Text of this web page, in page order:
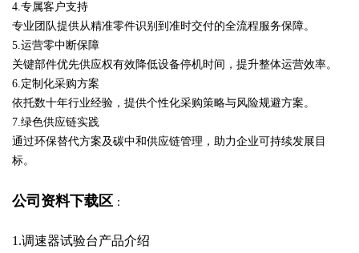
‌4.专属客户支持‌
专业团队提供从精准零件识别到准时交付的全流程服务保障。
‌5.运营零中断保障‌
关键部件优先供应权有效降低设备停机时间，提升整体运营效率。
‌6.定制化采购方案‌
依托数十年行业经验，提供个性化采购策略与风险规避方案。
‌7.绿色供应链实践‌
通过环保替代方案及碳中和供应链管理，助力企业可持续发展目
标。
公司资料下载区 ：
1.调速器试验台产品介绍